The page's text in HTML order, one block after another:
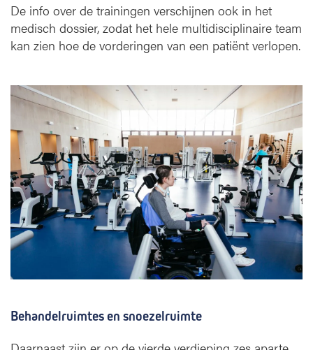
De info over de trainingen verschijnen ook in het
medisch dossier, zodat het hele multidisciplinaire team
kan zien hoe de vorderingen van een patiënt verlopen.
Behandelruimtes en snoezelruimte